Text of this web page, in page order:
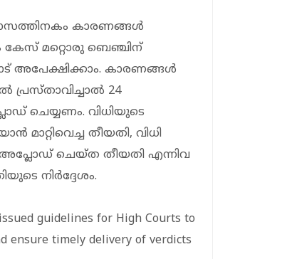
കാരണങ്ങള്‍
കേസ് മറ്റൊരു ബെഞ്ചിന്
അപേക്ഷിക്കാം. കാരണങ്ങള്‍
പ്രസ്താവിച്ചാല്‍ 24
ചെയ്യണം. വിധിയുടെ
മാറ്റിവെച്ച തീയതി, വിധി
അപ്ലോഡ് ചെയ്ത തീയതി എന്നിവ
നിര്‍ദ്ദേശം.
guidelines for High Courts to
ensure timely delivery of verdicts